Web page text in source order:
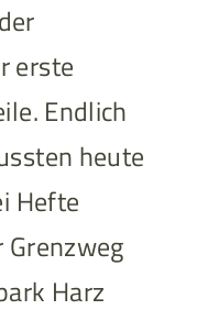
erste
Endlich
heute
Hefte
Harz